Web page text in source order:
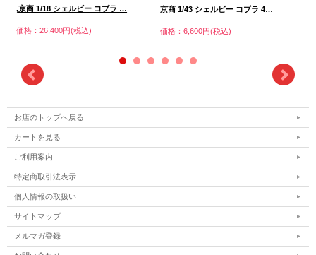
,京商 1/18 シェルビー コブラ …
価格：26,400円(税込)
京商 1/43 シェルビー コブラ 4…
価格：6,600円(税込)
お店のトップへ戻る
カートを見る
ご利用案内
特定商取引法表示
個人情報の取扱い
サイトマップ
メルマガ登録